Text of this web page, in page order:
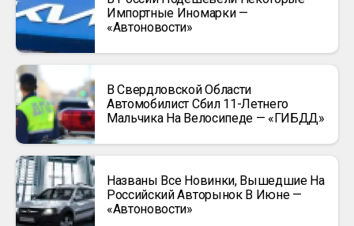
Импортные Иномарки —
«Автоновости»
В Свердловской Области
Автомобилист Сбил 11-Летнего
Мальчика На Велосипеде — «ГИБДД»
Названы Все Новинки, Вышедшие На
Российский Авторынок В Июне —
«Автоновости»